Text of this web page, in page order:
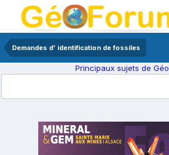
Demandes d' identification de fossiles
Principaux sujets de